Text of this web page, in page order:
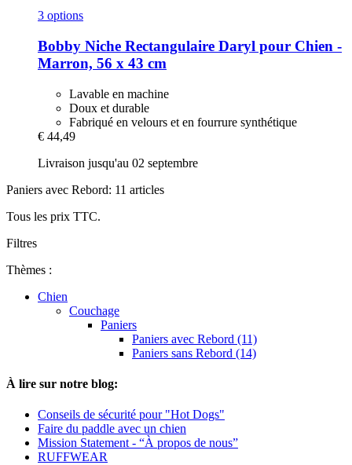
3 options
Bobby Niche Rectangulaire Daryl pour Chien -​
Marron, 56 x 43 cm
Lavable en machine
Doux et durable
Fabriqué en velours et en fourrure synthétique
€ 44,49
Livraison jusqu'au 02 septembre
Paniers avec Rebord: 11 articles
Tous les prix TTC.
Filtres
Thèmes :
Chien
Couchage
Paniers
Paniers avec Rebord (11)
Paniers sans Rebord (14)
À lire sur notre blog:
Conseils de sécurité pour "Hot Dogs"
Faire du paddle avec un chien
Mission Statement - “À propos de nous”
RUFFWEAR